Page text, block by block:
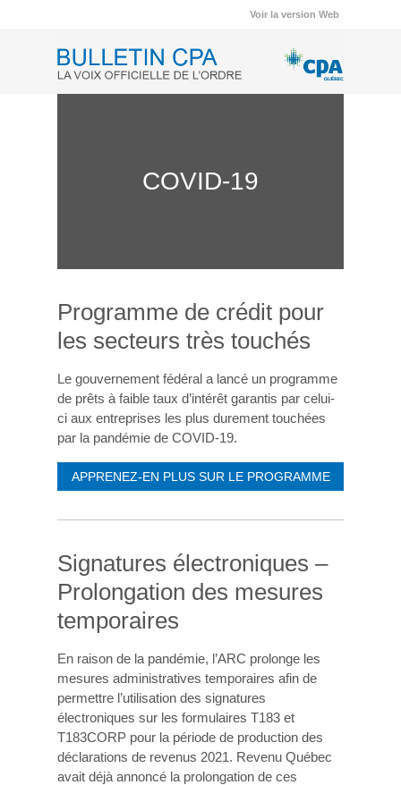
Voir la version Web
COVID-19
Programme de crédit pour
les secteurs très touchés
Le gouvernement fédéral a lancé un programme
de prêts à faible taux d’intérêt garantis par celui-
ci aux entreprises les plus durement touchées
par la pandémie de COVID-19.
APPRENEZ-EN PLUS SUR LE PROGRAMME
Signatures électroniques –
Prolongation des mesures
temporaires
En raison de la pandémie, l’ARC prolonge les
mesures administratives temporaires afin de
permettre l’utilisation des signatures
électroniques sur les formulaires T183 et
T183CORP pour la période de production des
déclarations de revenus 2021. Revenu Québec
avait déjà annoncé la prolongation de ces